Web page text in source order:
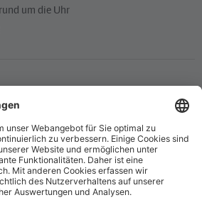
um die Uhr
und Hilfestellungen für unterwegs
Beratung